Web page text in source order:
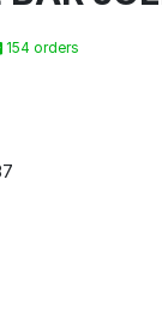
154 orders